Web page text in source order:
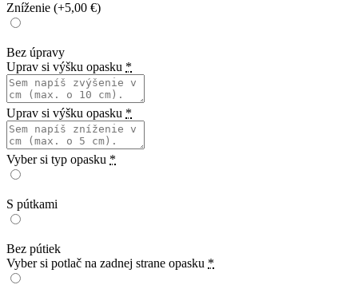
Zníženie (+5,00 €)
Bez úpravy
Uprav si výšku opasku *
Uprav si výšku opasku *
Vyber si typ opasku *
S pútkami
Bez pútiek
Vyber si potlač na zadnej strane opasku *